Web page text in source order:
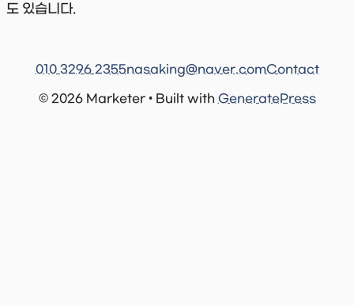
도 있습니다.
© 2026 Marketer • Built with GeneratePress
010 3296 2355nasaking@naver.comContact